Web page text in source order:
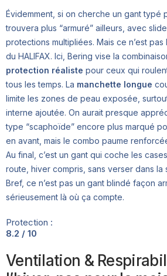
Évidemment, si on cherche un gant typé
trouvera plus “armuré” ailleurs, avec
protections multipliées. Mais ce n’est
du HALIFAX. Ici, Bering vise la
protection réaliste pour ceux qui
tous les temps. La manchette longue
limite les zones de peau exposée,
interne ajoutée. On aurait presque
type “scaphoïde” encore plus marqué
en avant, mais le combo paume
Au final, c’est un gant qui coche les
route, hiver compris, sans verser dans la
Bref, ce n’est pas un gant blindé façon
sérieusement là où ça compte.
Protection :
8.2 / 10
Ventilation &